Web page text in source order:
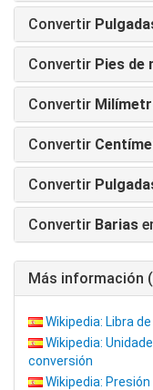
Convertir
Convertir Pies de
Convertir
Convertir
Convertir
Convertir Barias
Más información
Wikipedia: Libra
Wikipedia:
conversión
Wikipedia: Presión